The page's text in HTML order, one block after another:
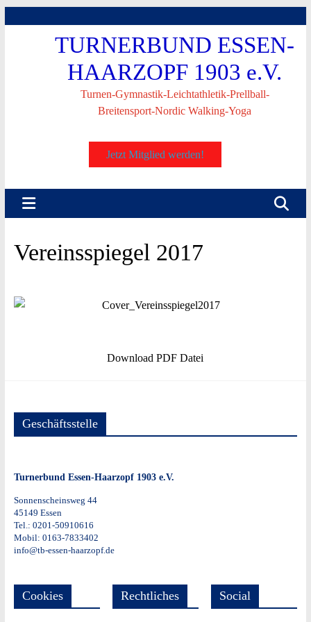
TURNERBUND ESSEN-
HAARZOPF 1903 e.V.
Turnen-Gymnastik-Leichtathletik-Prellball-
Breitensport-Nordic Walking-Yoga
Jetzt Mitglied werden!
Vereinsspiegel 2017
Download PDF Datei
Geschäftsstelle
Turnerbund Essen-Haarzopf 1903 e.V.
Sonnenscheinsweg 44
45149 Essen
Tel.: 0201-50910616
Mobil: 0163-7833402
info@tb-essen-haarzopf.de
Cookies Rechtliches Social